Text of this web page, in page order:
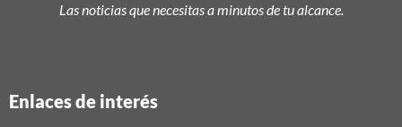
Las noticias que necesitas a minutos de tu alcance.
Enlaces de interés